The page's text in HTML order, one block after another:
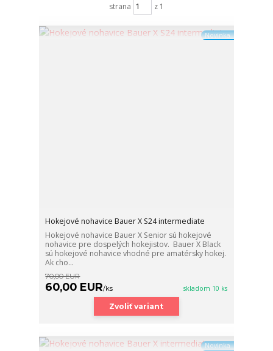
strana
z 1
Novinka
Hokejové nohavice Bauer X S24 intermediate
Hokejové nohavice Bauer X Senior sú hokejové
nohavice pre dospelých hokejistov. Bauer X Black
sú hokejové nohavice vhodné pre amatérsky hokej.
Ak cho...
70,00 EUR
60,00 EUR/ks skladom 10 ks
Zvoliť variant
Novinka